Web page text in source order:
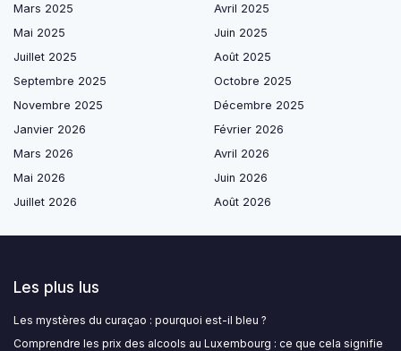
Mars 2025
Avril 2025
Mai 2025
Juin 2025
Juillet 2025
Août 2025
Septembre 2025
Octobre 2025
Novembre 2025
Décembre 2025
Janvier 2026
Février 2026
Mars 2026
Avril 2026
Mai 2026
Juin 2026
Juillet 2026
Août 2026
Les plus lus
Les mystères du curaçao : pourquoi est-il bleu ?
Comprendre les prix des alcools au Luxembourg : ce que cela signifie